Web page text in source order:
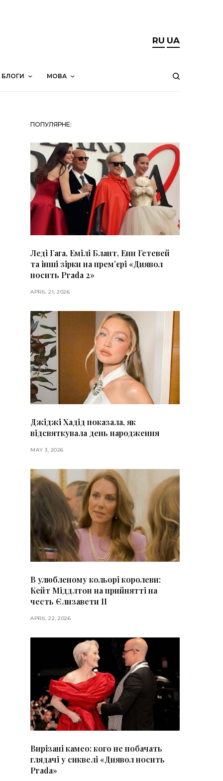
RU UA
БЛОГИ МОВА
ПОПУЛЯРНЕ:
Леді Гага, Емілі Блант, Енн Гетевей
та інші зірки на премʼєрі «Диявол
носить Prada 2»
APRIL 21, 2026
Джіджі Хадід показала, як
відсвяткувала день народження
MAY 3, 2026
В улюбленому кольорі королеви:
Кейт Міддлтон на прийнятті на
честь Єлизавети II
APRIL 22, 2026
Вирізані камео: кого не побачать
глядачі у сиквелі «Диявол носить
Prada»